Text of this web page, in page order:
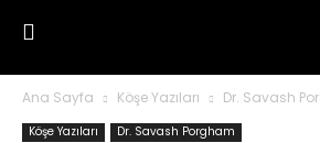
Ana Sayfa Köşe Yazıları Dr. Savash
Köşe Yazıları Dr. Savash Porgham